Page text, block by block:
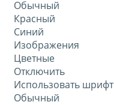
Обычный
Красный
Синий
Изображения
Цветные
Отключить
Использовать шрифт
Обычный